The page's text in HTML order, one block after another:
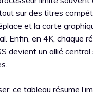
sur des titres
et la carte
Enfin, en 4K, chaque
devient un allié central
ce tableau résume